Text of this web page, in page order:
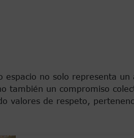
espacio no solo representa
también un compromiso
valores de respeto,